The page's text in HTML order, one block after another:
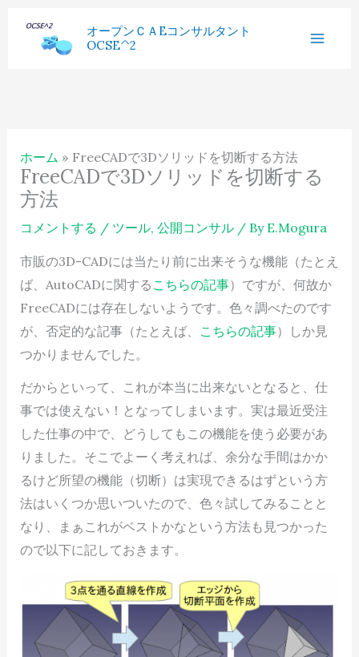
オープンＣＡEコンサルタント
OCSE^2
ホーム FreeCADで3Dソリッドを切断する方法
FreeCADで3Dソリッドを切断する
方法
コメントする / ツール, 公開コンサル/ By E.Mogura
市販の3D-CADには当たり前に出来そうな機能（たとえ
ば、AutoCADに関する こちらの記事）ですが、何故か
FreeCADには存在しないようです。色々調べたのです
が、否定的な記事（たとえば、
こちらの記事）しか見
つかりませんでした。
だからといって、これが本当に出来ないとなると、仕
事では使えない！となってしまいます。実は最近受注
した仕事の中で、どうしてもこの機能を使う必要があ
りました。そこでよーく考えれば、余分な手間はかか
るけど所望の機能（切断）は実現できるはずという方
法はいくつか思いついたので、色々試してみることと
なり、まぁこれがベストかなという方法も見つかった
ので以下に記しておきます。
過